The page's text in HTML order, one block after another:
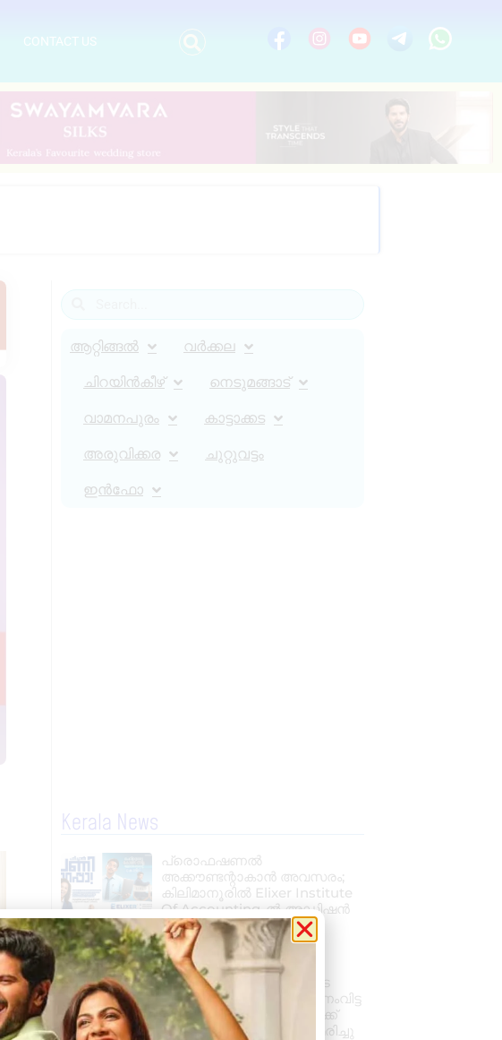
CONTACT US
ആറ്റിങ്ങൽ വർക്കല
ചിറയിൻകീഴ് നെടുമങ്ങാട്
വാമനപുരം കാട്ടാക്കട
അരുവിക്കര ചുറ്റുവട്ടം
ഇൻഫോ
Kerala News
പ്രൊഫഷണൽ
അക്കൗണ്ടന്റാകാൻ അവസരം;
കിലിമാനൂരിൽ Elixer Institute
Of Accounting-ൽ അഡ്മിഷൻ
ആരംഭിച്ചു
August 6, 2026 3:37 pm
വാഹനം ഓടിക്കുന്നതിനിടെ
ഹൃദയാഘാതം; നിയന്ത്രണംവിട്ട
സ്കൂൾ ബസ് കെട്ടിടത്തിലേക്ക്
ഇടിച്ചുകയറി, ഡ്രൈവർ മരിച്ചു